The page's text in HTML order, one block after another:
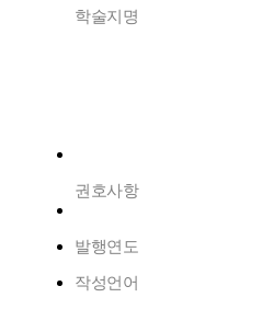
학술지명
권호사항
발행연도
작성언어